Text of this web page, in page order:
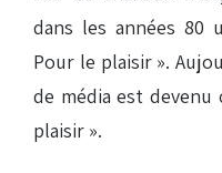
dans les années 80
Pour le plaisir ».
de média est
plaisir ».